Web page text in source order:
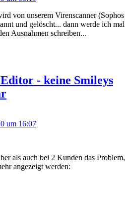
von unserem Virenscanner (Sophos
und gelöscht... dann werde ich mal
Ausnahmen schreiben...
- keine Smileys
um 16:07
als auch bei 2 Kunden das Problem,
angezeigt werden: